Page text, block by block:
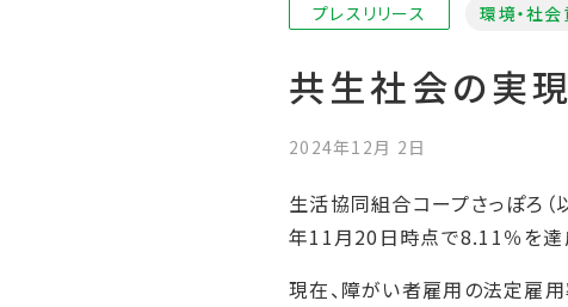
プレスリリース 環境・社
共生社会の実
2024年12月 2日
生活協同組合コープさっぽろ
年11月20日時点で8.11％を達
現在、障がい者雇用の法定雇